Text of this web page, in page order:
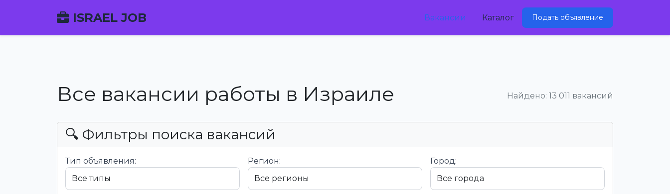
ISRAEL JOB Вакансии Каталог Подать объявление
Все вакансии работы в Израиле Найдено: 13 011 вакансий
🔍 Фильтры поиска вакансий
Тип объявления: Регион: Город: